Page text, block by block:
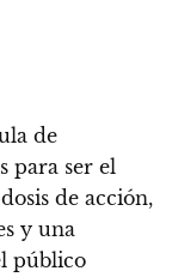
de
para ser el
de acción,
y una
público